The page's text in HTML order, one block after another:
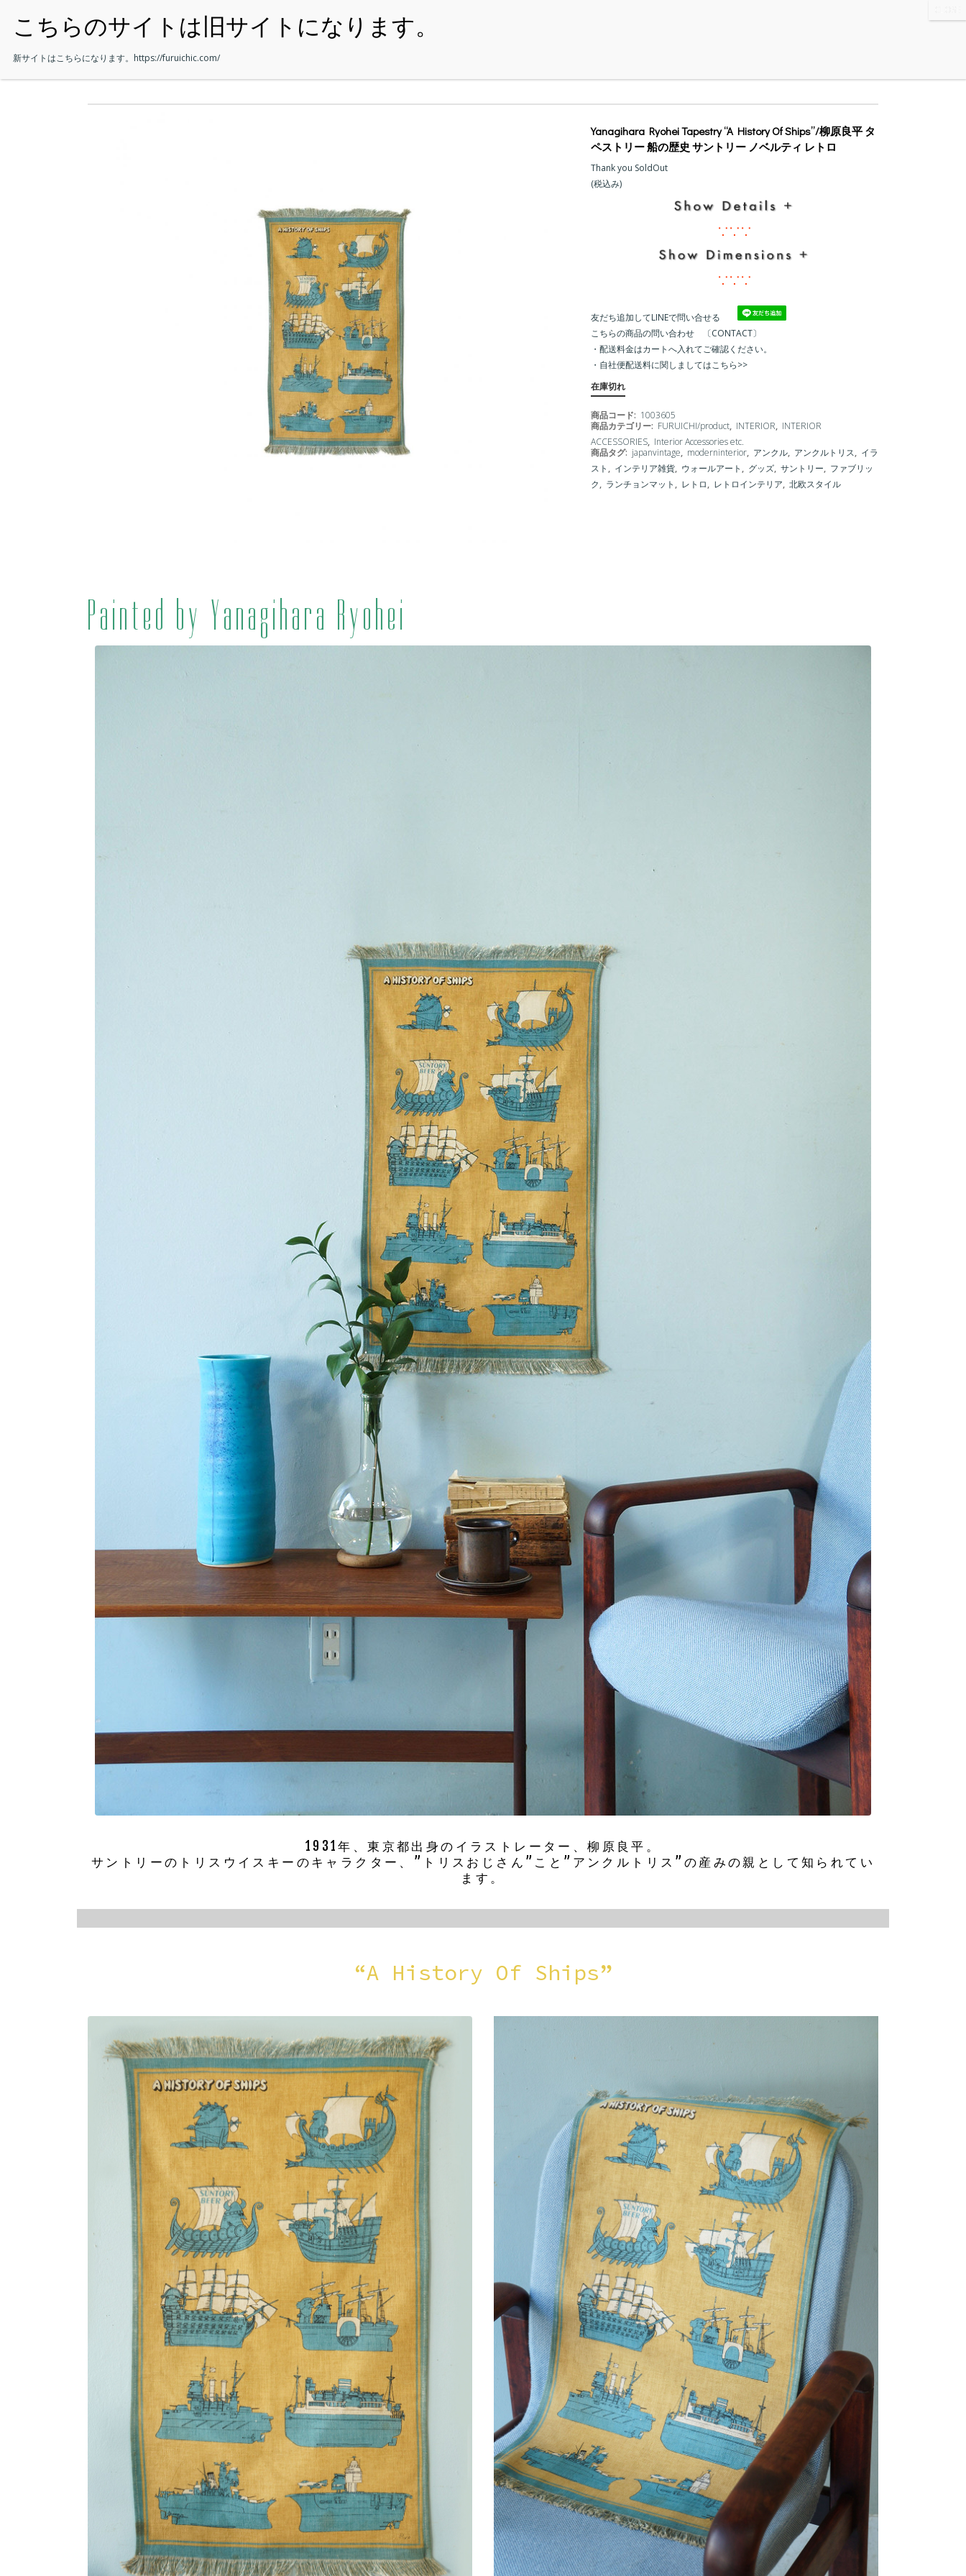
・HOME ・ITEM ・SHOPPING-GUIDE
Yanagihara Ryohei Tapestry “A History Of Ships”/柳原良平 タ
ペストリー 船の歴史 サントリー ノベルティ レトロ
Thank you SoldOut
(税込み)
∵∵∵
∵∵∵
友だち追加してLINEで問い合せる
こちらの商品の問い合わせ 〔CONTACT〕
・配送料金はカートへ入れてご確認ください。
・ 自社便配送料に関しましてはこちら>>
在庫切れ
商品コード: 1003605
商品カテゴリー: FURUICHI/product, INTERIOR, INTERIOR
ACCESSORIES, Interior Accessories etc.
商品タグ: japanvintage, moderninterior, アンクル, アンクルトリス, イラ
スト, インテリア雑貨, ウォールアート, グッズ, サントリー, ファブリッ
ク, ランチョンマット, レトロ, レトロインテリア, 北欧スタイル
Painted by Yanagihara Ryohei
1931年、東京都出身のイラストレーター、柳原良平。
サントリーのトリスウイスキーのキャラクター、”トリスおじさん”こと”アンクルトリス”の産みの親として知られてい
ます。
“A History Of Ships”
新サイトはこちらになります。 https://furuichic.com/